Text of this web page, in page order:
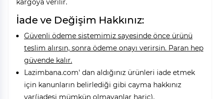
kargoya verilir.
İade ve Değişim Hakkınız:
Güvenli ödeme sistemimiz sayesinde önce ürünü
teslim alırsın, sonra ödeme onayı verirsin. Paran hep
güvende kalır.
Lazimbana.com' dan aldığınız ürünleri iade etmek
için kanunların belirlediği gibi cayma hakkınız
var(iadesi mümkün olmayanlar hariç).